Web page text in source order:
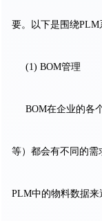
要。以下是围绕PLM
(1) BOM管理
BOM在企业的各
等）都会有不同的
PLM中的物料数据